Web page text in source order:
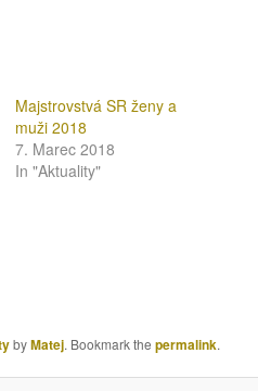
Majstrovstvá SR ženy a
muži 2018
7. Marec 2018
In "Aktuality"
byMatej. Bookmark thepermalink.